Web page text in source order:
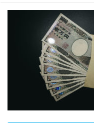
移